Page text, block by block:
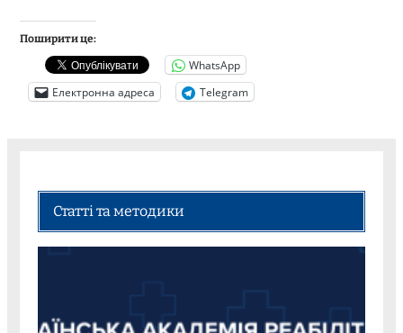
Поширити це:
WhatsApp
Електронна адреса
Telegram
Статті та методики